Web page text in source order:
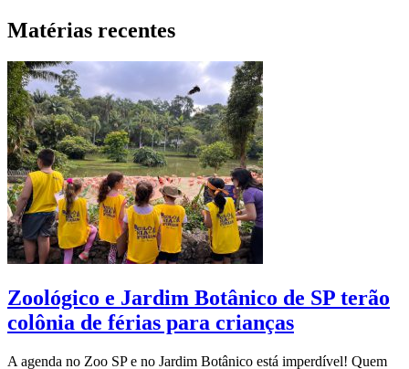
Matérias recentes
Zoológico e Jardim Botânico de SP terão
colônia de férias para crianças
A agenda no Zoo SP e no Jardim Botânico está imperdível! Quem